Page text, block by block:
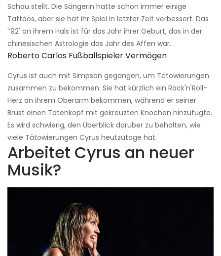
Schau stellt. Die Sängerin hatte schon immer einige
Tattoos, aber sie hat ihr Spiel in letzter Zeit verbessert. Das
'’92' an ihrem Hals ist für das Jahr ihrer Geburt, das in der
chinesischen Astrologie das Jahr des Affen war.
Roberto Carlos Fußballspieler Vermögen
Cyrus ist auch mit Simpson gegangen, um Tätowierungen
zusammen zu bekommen. Sie hat kürzlich ein Rock'n'Roll-
Herz an ihrem Oberarm bekommen, während er seiner
Brust einen Totenkopf mit gekreuzten Knochen hinzufügte.
Es wird schwierig, den Überblick darüber zu behalten, wie
viele Tätowierungen Cyrus heutzutage hat.
Arbeitet Cyrus an neuer
Musik?